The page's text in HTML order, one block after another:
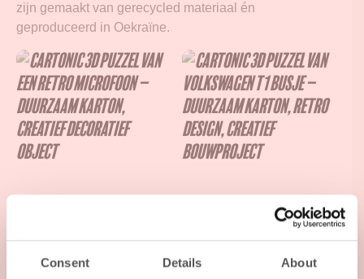
Consent Details About
zijn gemaakt van gerecycled materiaal én
geproduceerd in Oekraïne.
Puzzle
3D Puzzel